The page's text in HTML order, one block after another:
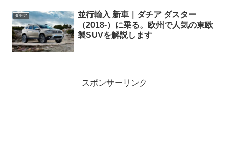
ダチア
並行輸入 新車｜ダチア ダスター
（2018-）に乗る。欧州で人気の東欧
製SUVを解説します
スポンサーリンク